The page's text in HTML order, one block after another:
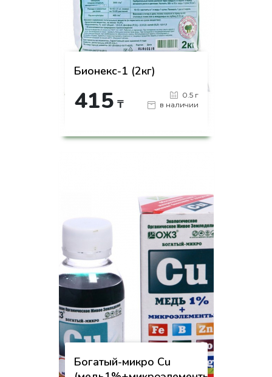
Бионекс-1 (2кг)
415 ₸
0.5 г
в наличии
Богатый-микро Cu